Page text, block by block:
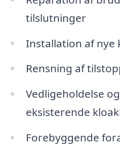
tilslutninger
Installation af nye
Rensning af
Vedligeholdelse
eksisterende
Forebyggende